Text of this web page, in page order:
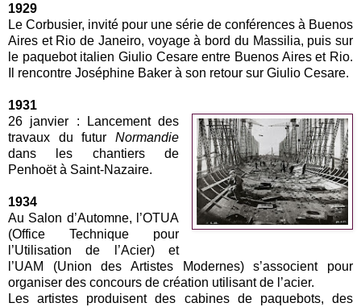
1929
Le Corbusier, invité pour une série de conférences à Buenos
Aires et Rio de Janeiro, voyage à bord du Massilia, puis sur
le paquebot italien Giulio Cesare entre Buenos Aires et Rio.
Il rencontre Joséphine Baker à son retour sur Giulio Cesare.
1931
26 janvier : Lancement des
travaux du futurNormandie
dans les chantiers de
Penhoët à Saint-Nazaire.
1934
Au Salon d’Automne, l’OTUA
(Office Technique pour
l’Utilisation de l’Acier) et
l’UAM (Union des Artistes Modernes) s’associent pour
organiser des concours de création utilisant de l’acier.
Les artistes produisent des cabines de paquebots, des